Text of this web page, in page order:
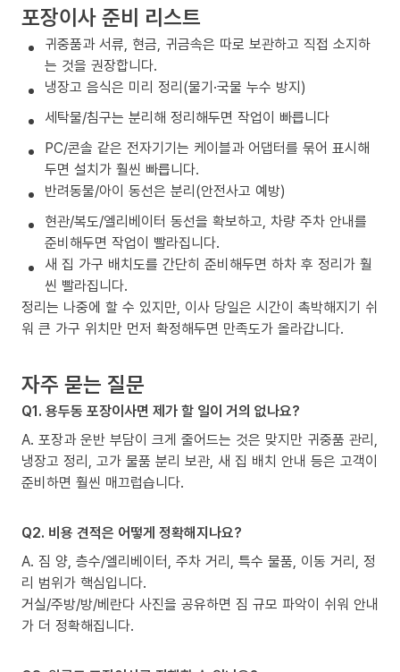
포장이사 준비 리스트
귀중품과 서류, 현금, 귀금속은 따로 보관하고 직접 소지하
는 것을 권장합니다.
냉장고 음식은 미리 정리(물기·국물 누수 방지)
세탁물/침구는 분리해 정리해두면 작업이 빠릅니다
PC/콘솔 같은 전자기기는 케이블과 어댑터를 묶어 표시해
두면 설치가 훨씬 빠릅니다.
반려동물/아이 동선은 분리(안전사고 예방)
현관/복도/엘리베이터 동선을 확보하고, 차량 주차 안내를
준비해두면 작업이 빨라집니다.
새 집 가구 배치도를 간단히 준비해두면 하차 후 정리가 훨
씬 빨라집니다.
정리는 나중에 할 수 있지만, 이사 당일은 시간이 촉박해지기 쉬
워 큰 가구 위치만 먼저 확정해두면 만족도가 올라갑니다.
자주 묻는 질문
Q1. 용두동 포장이사면 제가 할 일이 거의 없나요?
A. 포장과 운반 부담이 크게 줄어드는 것은 맞지만 귀중품 관리,
냉장고 정리, 고가 물품 분리 보관, 새 집 배치 안내 등은 고객이
준비하면 훨씬 매끄럽습니다.
Q2. 비용 견적은 어떻게 정확해지나요?
A. 짐 양, 층수/엘리베이터, 주차 거리, 특수 물품, 이동 거리, 정
리 범위가 핵심입니다.
거실/주방/방/베란다 사진을 공유하면 짐 규모 파악이 쉬워 안내
가 더 정확해집니다.